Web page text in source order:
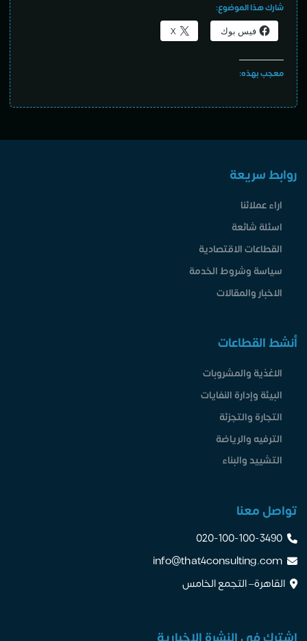
شارك هذا الموضوع:
فيس بوك X
معجب بهذه:
روابط سريعة
اراء عملائنا
اسئلة شائعة
القطاعات الاقتصادية
سياسة وشروط الخدمة
الاخبار والمقالات
أنشط القطاعات
الاغذية والمشروبات
البيئة وإدارة النفايات
التجارة والتجزئة
الترفيه والرياضة
التشييد والبناء
تواصل معنا
020-100-100-3490
info@that4consulting.com
القاهرة– التجمع الخامس